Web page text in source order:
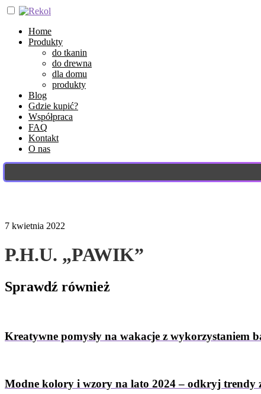
Home
Produkty
do tkanin
do drewna
dla domu
produkty
Blog
Gdzie kupić?
Współpraca
FAQ
Kontakt
O nas
7 kwietnia 2022
P.H.U. „PAWIK”
Sprawdź również
Kreatywne pomysły na wakacje z wykorzystaniem
Modne kolory i wzory na lato 2024 – odkryj